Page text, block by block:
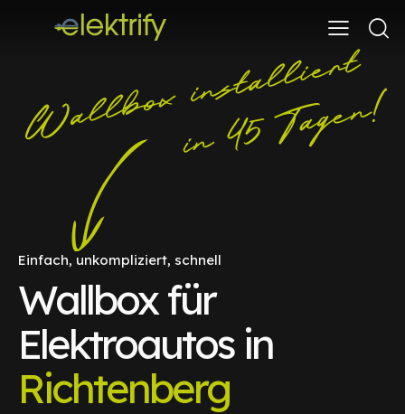
Einfach, unkompliziert, schnell
Wallbox für
Elektroautos in
Richtenberg